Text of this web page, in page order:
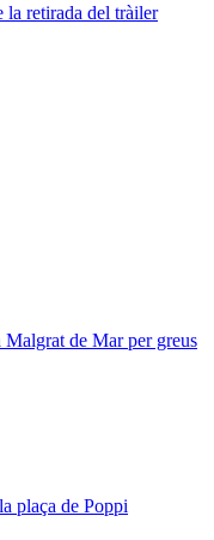
la retirada del tràiler
de Mar per greus
plaça de Poppi